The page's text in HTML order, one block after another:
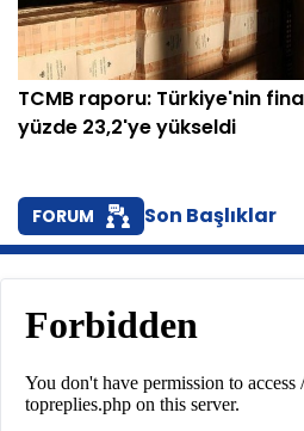
TCMB raporu: Türkiye'nin
yüzde 23,2'ye yükseldi
FORUM Son Başlıklar